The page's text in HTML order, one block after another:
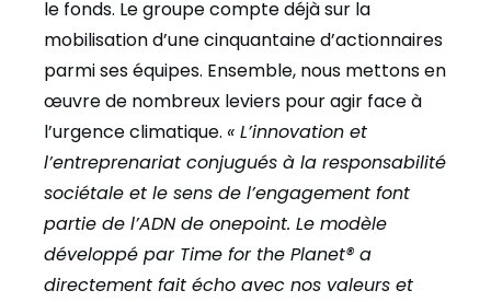
le fonds. Le groupe compte déjà sur la
mobilisation d’une cinquantaine d’actionnaires
parmi ses équipes. Ensemble, nous mettons en
œuvre de nombreux leviers pour agir face à
l’urgence climatique. « L’innovation et
l’entreprenariat conjugués à la responsabilité
sociétale et le sens de l’engagement font
partie de l’ADN de onepoint. Le modèle
développé par Time for the Planet® a
directement fait écho avec nos valeurs et